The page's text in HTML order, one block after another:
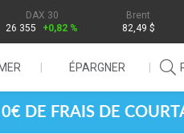
DAX 30
26 355
+0,82 %
Brent
82,49 $
ÉPARGNER
DE FRAIS DE